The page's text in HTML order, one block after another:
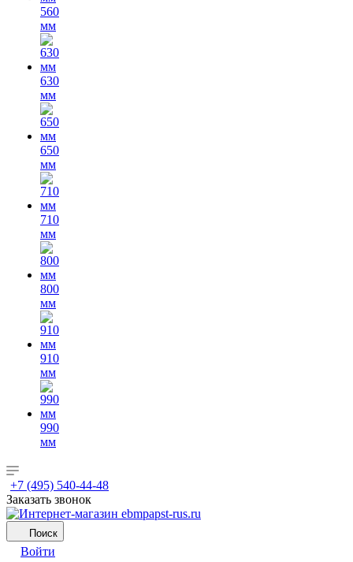
560
мм
630
мм
650
мм
710
мм
800
мм
910
мм
990
мм
+7 (495) 540-44-48
Заказать звонок
Поиск
Войти